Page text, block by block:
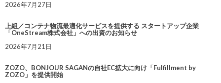
2026年7月27日
上組／コンテナ物流最適化サービスを提供する スタートアップ企業
「OneStream株式会社」への出資のお知らせ
2026年7月21日
ZOZO、BONJOUR SAGANの自社EC拡大に向け「Fulfillment by
ZOZO」を提供開始